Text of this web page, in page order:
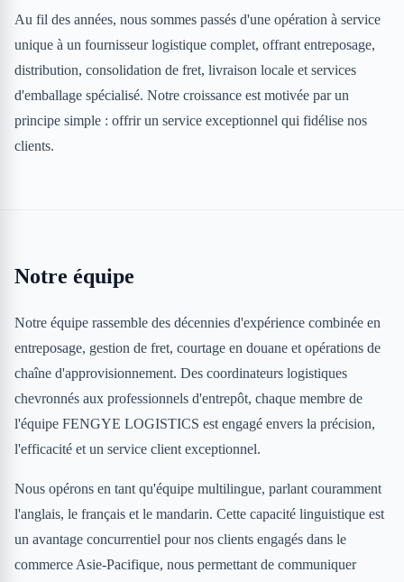
Au fil des années, nous sommes passés d'une opération à service
unique à un fournisseur logistique complet, offrant entreposage,
distribution, consolidation de fret, livraison locale et services
d'emballage spécialisé. Notre croissance est motivée par un
principe simple : offrir un service exceptionnel qui fidélise nos
clients.
Notre équipe
Notre équipe rassemble des décennies d'expérience combinée en
entreposage, gestion de fret, courtage en douane et opérations de
chaîne d'approvisionnement. Des coordinateurs logistiques
chevronnés aux professionnels d'entrepôt, chaque membre de
l'équipe FENGYE LOGISTICS est engagé envers la précision,
l'efficacité et un service client exceptionnel.
Nous opérons en tant qu'équipe multilingue, parlant couramment
l'anglais, le français et le mandarin. Cette capacité linguistique est
un avantage concurrentiel pour nos clients engagés dans le
commerce Asie-Pacifique, nous permettant de communiquer